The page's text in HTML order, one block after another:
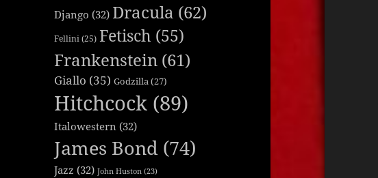
Django (32) Dracula (62)
Fellini (25) Fetisch (55)
Frankenstein (61)
Giallo (35) Godzilla(27)
Hitchcock (89)
Italowestern (32)
James Bond (74)
Jazz (32) John Huston (23)